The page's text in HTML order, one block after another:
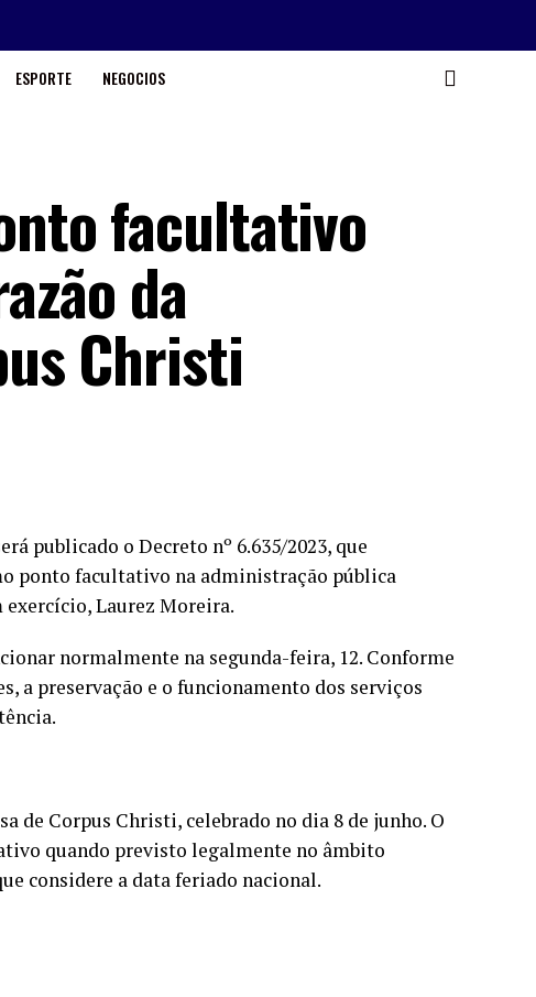
ESPORTE NEGOCIOS
facultativo
da
Christi
publicado o Decreto nº 6.635/2023, que
ponto facultativo na administração pública
exercício, Laurez Moreira.
normalmente na segunda-feira, 12. Conforme
a preservação e o funcionamento dos serviços
de Corpus Christi, celebrado no dia 8 de junho. O
quando previsto legalmente no âmbito
considere a data feriado nacional.